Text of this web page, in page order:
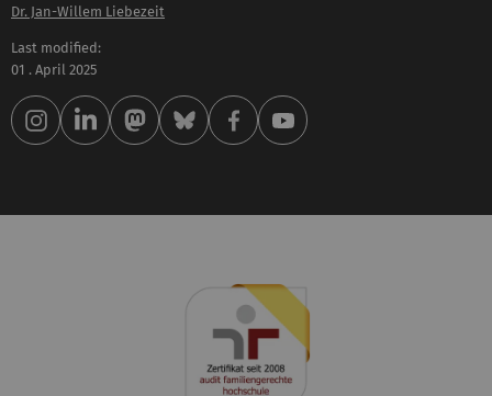
Dr. Jan-Willem Liebezeit
Last modified:
01 . April 2025